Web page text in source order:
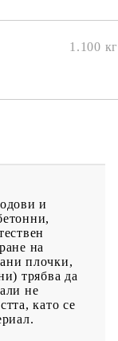
1.100 кг
и
на
плочки,
трябва да
не
като се